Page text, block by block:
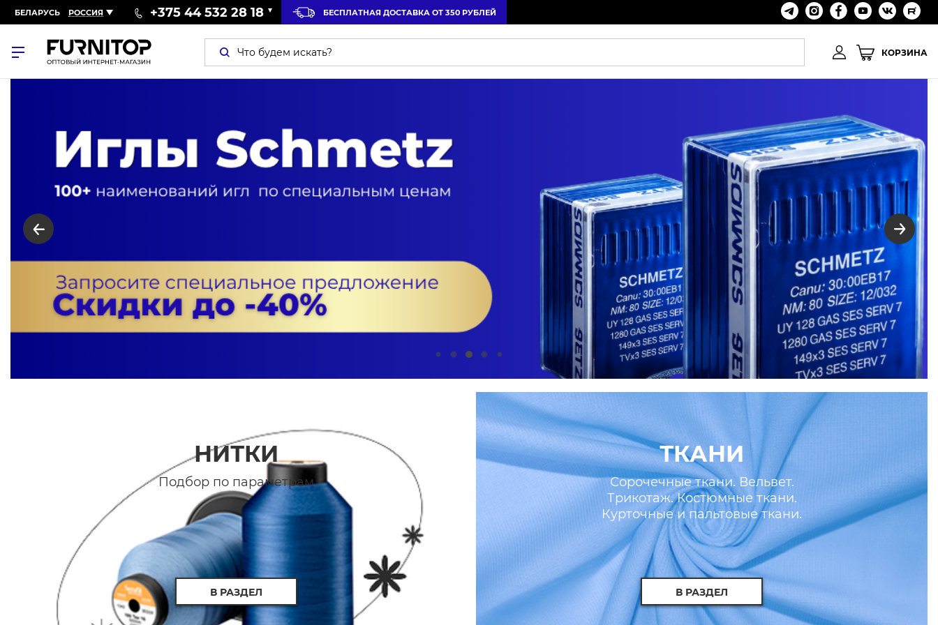
БЕЛАРУСЬ РОССИЯ +375 44 532 28 18 БЕСПЛАТНАЯ ДОСТАВКА ОТ 350 РУБЛЕЙ
КОРЗИНА
НИТКИ
Подбор по параметрам
В РАЗДЕЛ
ТКАНИ
Сорочечные ткани. Вельвет.
Трикотаж. Костюмные ткани.
Курточные и пальтовые ткани.
Искусственные кожа и мех.
В РАЗДЕЛ